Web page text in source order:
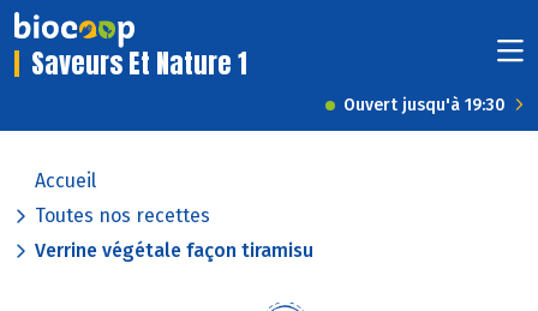
Saveurs Et Nature 1
Ouvert jusqu'à 19:30
Accueil
Toutes nos recettes
Verrine végétale façon tiramisu